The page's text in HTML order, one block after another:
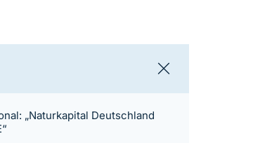
„Naturkapital Deutschland